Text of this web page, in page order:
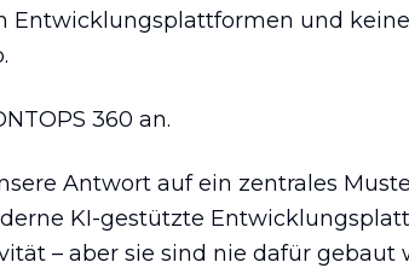
Entwicklungsplattformen und
360 an.
Antwort auf ein zentrales
KI-gestützte
– aber sie sind nie dafür